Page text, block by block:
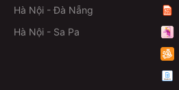
Hà Nội - Đà Nẵng
Hà Nội - Sa Pa